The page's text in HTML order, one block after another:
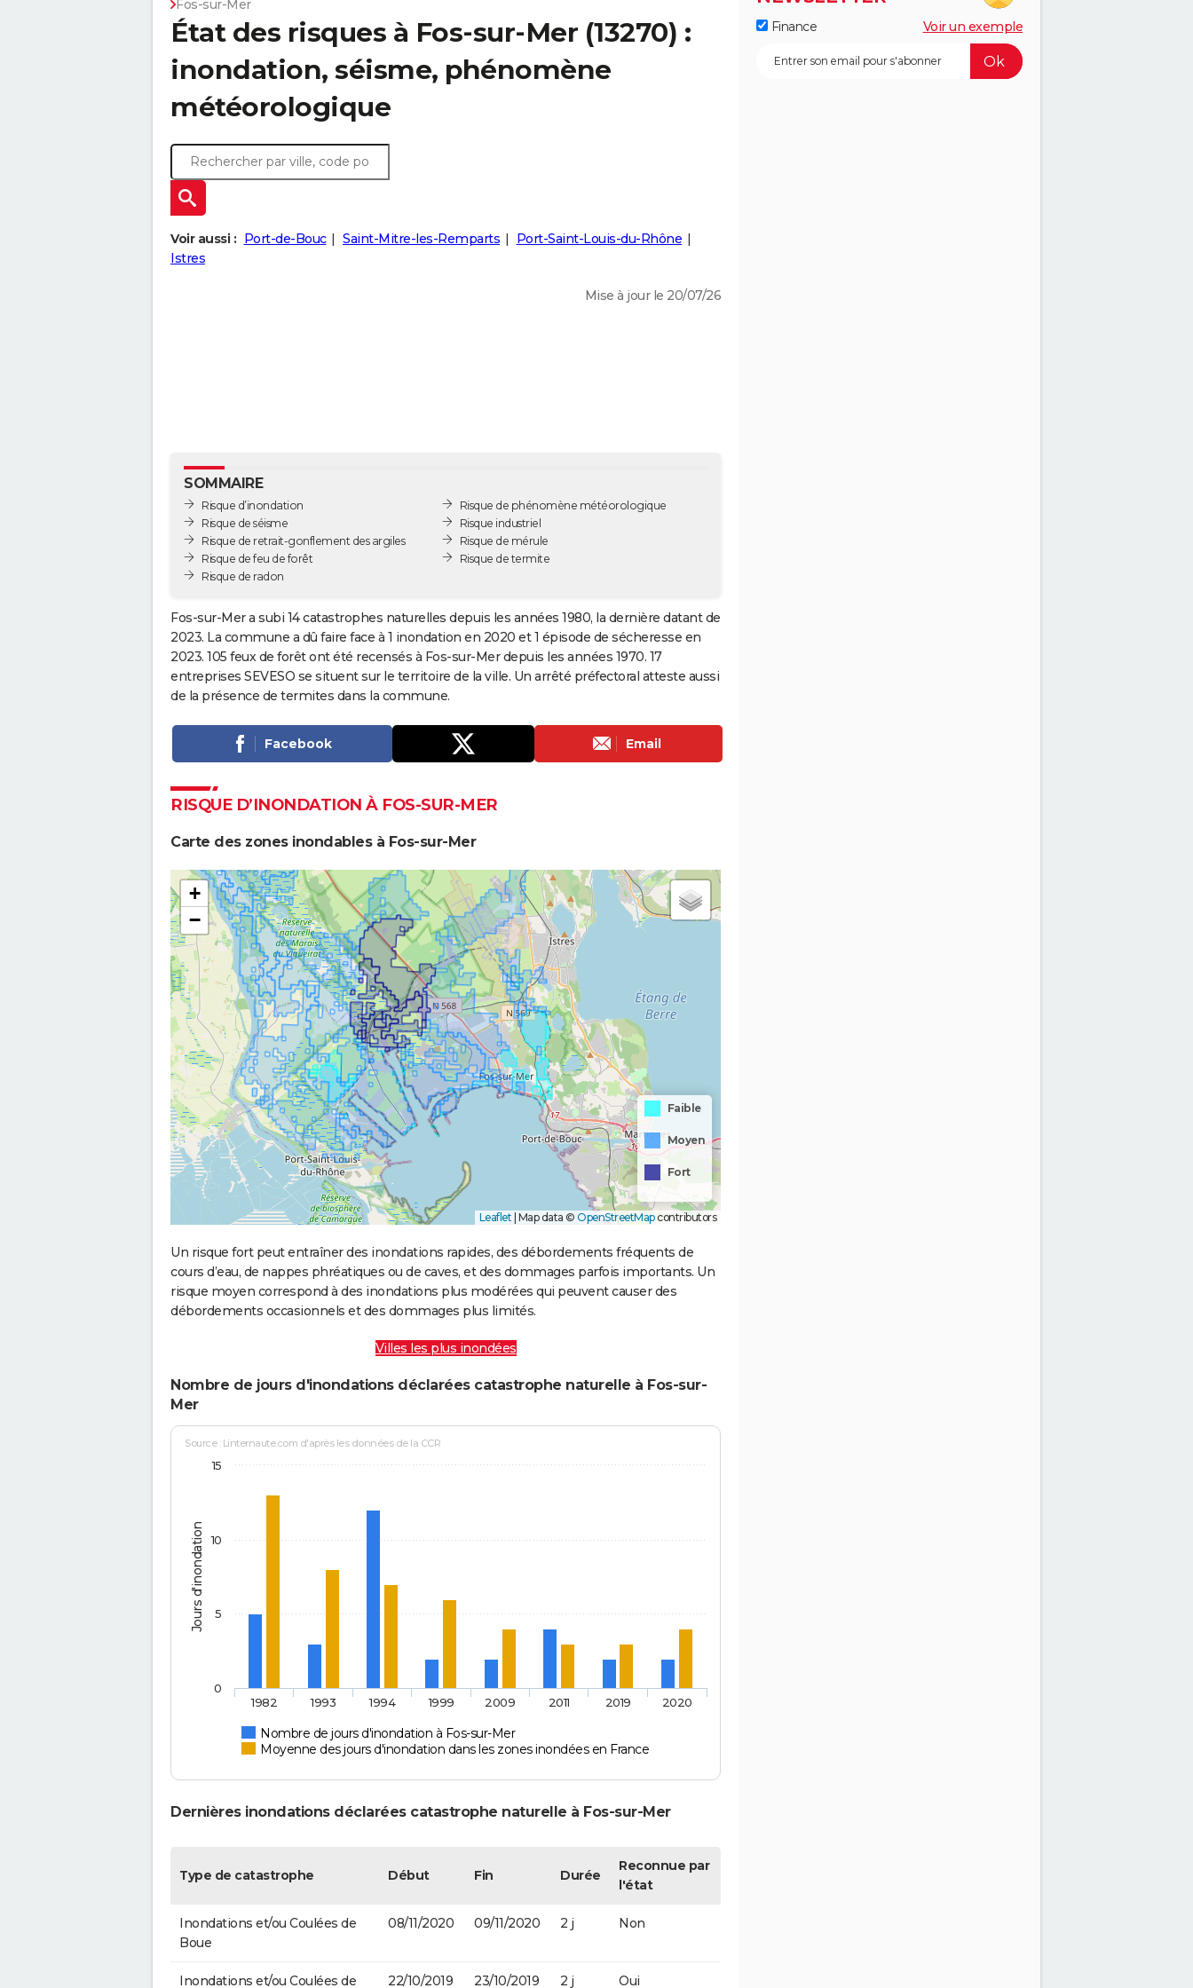
Fos-sur-Mer
État des risques à Fos-sur-Mer (13270) :
inondation, séisme, phénomène
météorologique
Voir aussi : Port-de-Bouc Saint-Mitre-les-Remparts
Port-Saint-Louis-du-Rhône
Istres
Mise à jour le 20/07/26
SOMMAIRE
Risque d’inondation
Risque de séisme
Risque de retrait-gonflement des argiles
Risque de feu de forêt
Risque de radon
Risque de phénomène météorologique
Risque industriel
Risque de mérule
Risque de termite
Fos-sur-Mer a subi 14 catastrophes naturelles depuis les années 1980, la dernière datant de
2023. La commune a dû faire face à 1 inondation en 2020 et 1 épisode de sécheresse en
2023. 105 feux de forêt ont été recensés à Fos-sur-Mer depuis les années 1970. 17
entreprises SEVESO se situent sur le territoire de la ville. Un arrêté préfectoral atteste aussi
de la présence de termites dans la commune.
Facebook Email
RISQUE D’INONDATION À FOS-SUR-MER
Carte des zones inondables à Fos-sur-Mer
+
−
Faible
Moyen
Fort
Leaflet | Map data © OpenStreetMapcontributors
Un risque fort peut entraîner des inondations rapides, des débordements fréquents de
cours d’eau, de nappes phréatiques ou de caves, et des dommages parfois importants. Un
risque moyen correspond à des inondations plus modérées qui peuvent causer des
débordements occasionnels et des dommages plus limités.
Villes les plus inondées
Nombre de jours d'inondations déclarées catastrophe naturelle à Fos-sur-
Mer
Jours d'inondation
Source : Linternaute.com d'après les données de la CCR
Nombre de jours d'inondation à Fos-sur-Mer
Moyenne des jours d'inondation dans les zones inondées en France
1982 1993 1994 1999 2009 2011 2019 2020
0
5
10
15
Dernières inondations déclarées catastrophe naturelle à Fos-sur-Mer
Type de catastrophe Début Fin Durée
Reconnue par
l'état
Inondations et/ou Coulées de
Boue
08/11/2020 09/11/2020 2 j Non
Inondations et/ou Coulées de
22/10/2019 23/10/2019 2 j Oui
Finance Voir un exemple